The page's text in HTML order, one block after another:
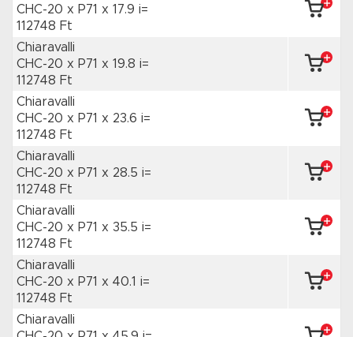
CHC-20 x P71 x 17.9 i=
112748 Ft
Chiaravalli
CHC-20 x P71 x 19.8 i=
112748 Ft
Chiaravalli
CHC-20 x P71 x 23.6 i=
112748 Ft
Chiaravalli
CHC-20 x P71 x 28.5 i=
112748 Ft
Chiaravalli
CHC-20 x P71 x 35.5 i=
112748 Ft
Chiaravalli
CHC-20 x P71 x 40.1 i=
112748 Ft
Chiaravalli